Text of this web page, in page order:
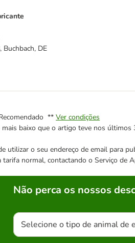
Buchbach, DE
** Ver condições
baixo que o artigo teve nos últimos
utilizar o seu endereço de email para
tarifa normal, contactando o Serviço de
Não perca os nossos
Selecione o tipo de animal de